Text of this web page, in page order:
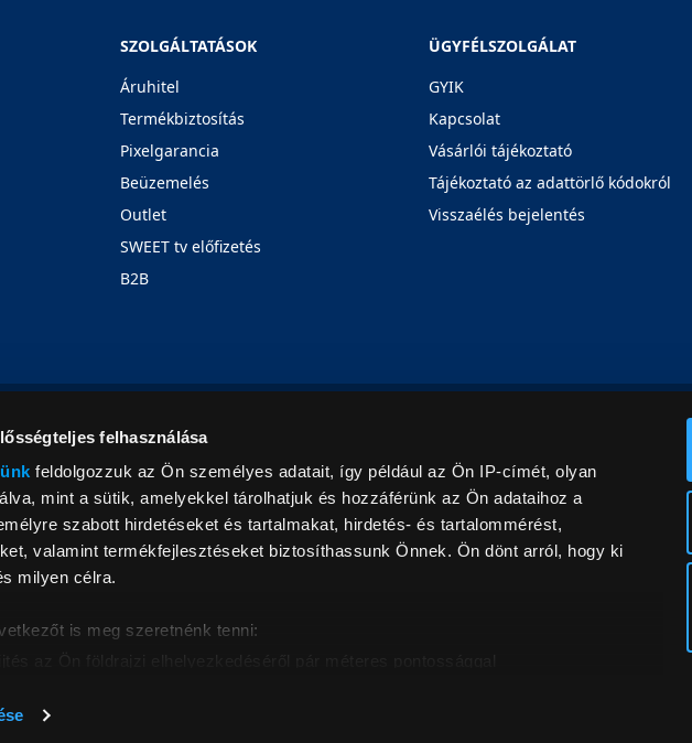
felhasználása
feldolgozzuk az Ön személyes adatait, így például az Ön IP-címét, olyan
mint a sütik, amelyekkel tárolhatjuk és hozzáférünk az Ön adataihoz a
szabott hirdetéseket és tartalmakat, hirdetés- és tartalommérést,
valamint termékfejlesztéseket biztosíthassunk Önnek. Ön dönt arról, hogy ki
milyen célra.
is meg szeretnénk tenni:
SZOLGÁLTATÁSOK
Áruhitel
Termékbiztosítás
Pixelgarancia
Beüzemelés
Outlet
SWEET tv előfizetés
B2B
ÜGYFÉLSZOLGÁLAT
GYIK
Kapcsolat
Vásárlói tájékoztató
Tájékoztató az adattörlő kódokról
Visszaélés bejelentés
© 2026. Minden jog fenntartva! Euronics Műszaki Áruházlánc
árak, képek leírások tájékoztató jellegűek, és nem minősülnek ajánlattételnek, az esetleges pontatlanságért